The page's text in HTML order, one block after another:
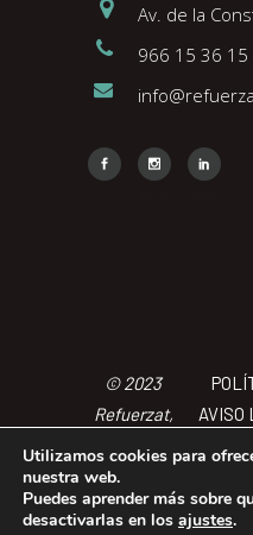
Av. de la
966 15 36 15
© 2023
Refuerzat,
Todos los
derechos
reservados
AVISO
DE
Utilizamos cookies para
nuestra web.
Puedes aprender más sobre
desactivarlas en los ajustes.